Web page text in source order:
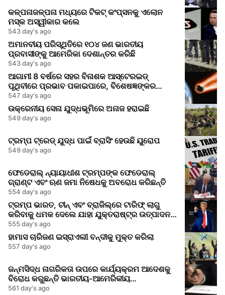
କଳ୍ପନାଜଳ୍ପନା ମଧ୍ୟରେ ଟିକଟ୍ କଂପ୍ସନକୁ ଏଲୋନ
ମସ୍କ ଅସ୍ୱୀକାର କଲେ
543 day's ago
ଅମାନବୀୟ ପରିସ୍ଥିତିରେ ୧୦୪ ଜଣ ଭାରତୀୟ
ପ୍ରବାସୀଙ୍କୁ ଆମେରିକା ଦେଶାନ୍ତର କରିଛି
543 day's ago
ଆଗାମୀ 8 ବର୍ଷରେ ସହର ବିନାଶକ ଆସ୍ଟେରଇଡ୍
ପୃଥିବୀରେ ପ୍ରଭାବ ପକାଇପାରେ, ବିଶେଷଜ୍ଞଙ୍କର
ସତର୍କତା
547 day's ago
ଉକ୍ରେନୀୟ ସେନା ଯୁଦ୍ଧଭୂମିରେ ଅନାଜ ହରାଇଛି
549 day's ago
ଟ୍ରମ୍ପ ଟ୍ରେଡ୍ ଯୁଦ୍ଧ ପାଇଁ ବ୍ରାସିଂ ହେଉଛି ୟୁରୋପ
549 day's ago
ଫେଡେରାଲ୍ ନ୍ୟାୟାଧୀଶ ଟ୍ରମ୍ପଙ୍କ ଫେଡେରାଲ୍
ଗ୍ରାଣ୍ଟ ଏବଂ ଋଣ ଜମା ନିଷେଧକୁ ଅବରୋଧ କରିଛନ୍ତି
554 day's ago
ଟ୍ରମ୍ପ ଭାରତ, ଚୀନ୍ ଏବଂ ବ୍ରାଜିଲ୍‌ରେ ଟାରିଫ୍ ଲାଗୁ
କରିବାକୁ ଧମକ ଦେଲେ ଯାହା ଯୁକ୍ତରାଷ୍ଟ୍ର ଉତ୍ପାଦନକୁ
ବୃଦ୍ଧି କରିବ
555 day's ago
ହାମାସ ଚାରିଜଣ ଇସ୍ରାଏଲୀ ବନ୍ଦୀକୁ ମୁକ୍ତ କରିଲା
557 day's ago
ଜନ୍ମସିଦ୍ଧ ନାଗରିକତା ଉପରେ କାର୍ଯ୍ୟକ୍ରମ ଆଦେଶକୁ
ବିରୋଧ କରୁଛନ୍ତି ଭାରତୀୟ-ଆମେରିକୀୟ
ଆଇନଜୀବୀମାନେ
561 day's ago